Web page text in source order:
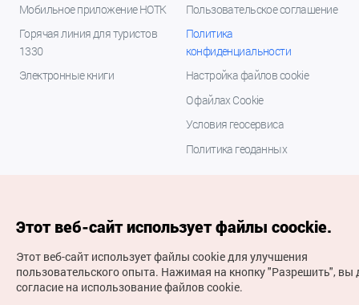
Мобильное приложение НОТК
Горячая линия для туристов
1330
Электронные книги
Пользовательское соглашение
Политика
конфиденциальности
Настройка файлов cookie
О файлах Cookie
Условия геосервиса
Политика геоданных
(с) Национальная организация туризма Кореи Все
Этот веб-сайт использует файлы coockie.
Этот веб-сайт использует файлы cookie для улучшения
пользовательского опыта. Нажимая на кнопку "Разрешить", вы
согласие на использование файлов cookie.